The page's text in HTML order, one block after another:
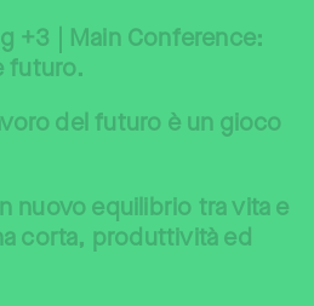
+3 | Main Conference:
futuro.
del futuro è un gioco
nuovo equilibrio tra vita e
corta, produttività ed